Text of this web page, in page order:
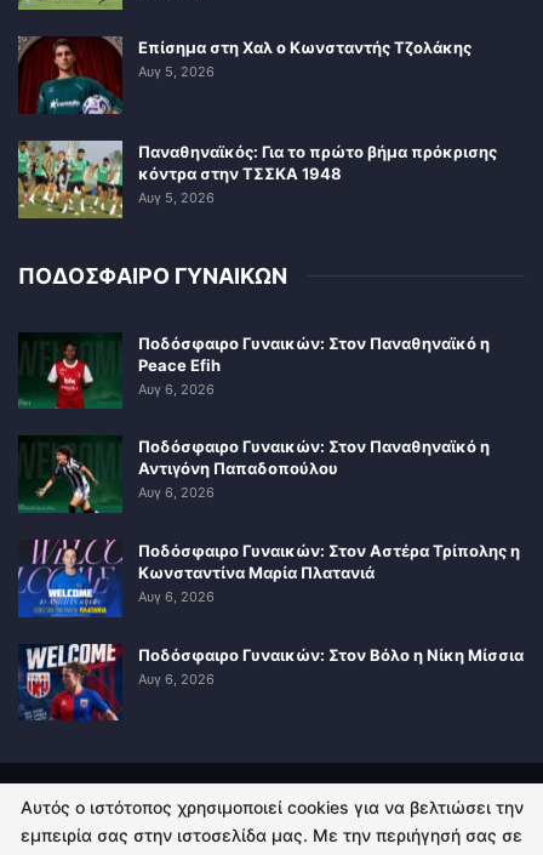
Επίσημα στη Χαλ ο Κωνσταντής Τζολάκης
Αυγ 5, 2026
Παναθηναϊκός: Για το πρώτο βήμα πρόκρισης
κόντρα στην ΤΣΣΚΑ 1948
Αυγ 5, 2026
ΠΟΔΟΣΦΑΙΡΟ ΓΥΝΑΙΚΩΝ
Ποδόσφαιρο Γυναικών: Στον Παναθηναϊκό η
Peace Efih
Αυγ 6, 2026
Ποδόσφαιρο Γυναικών: Στον Παναθηναϊκό η
Αντιγόνη Παπαδοπούλου
Αυγ 6, 2026
Ποδόσφαιρο Γυναικών: Στον Αστέρα Τρίπολης η
Κωνσταντίνα Μαρία Πλατανιά
Αυγ 6, 2026
Ποδόσφαιρο Γυναικών: Στον Βόλο η Νίκη Μίσσια
Αυγ 6, 2026
ΠΟΛΙΤΙΚΗ ΑΠΟΡΡΗΤΟΥ ΕΠΙΚΟΙΝΩΝΙΑ
Αυτός ο ιστότοπος χρησιμοποιεί cookies για να βελτιώσει την
εμπειρία σας στην ιστοσελίδα μας. Με την περιήγησή σας σε